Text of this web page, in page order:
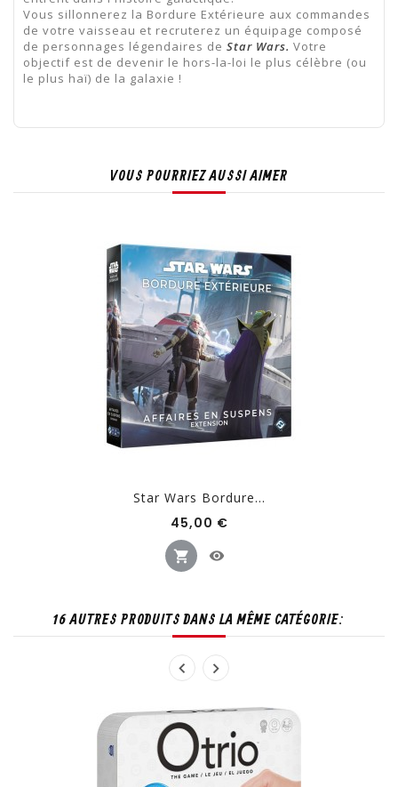
Vous sillonnerez la Bordure Extérieure aux commandes
de votre vaisseau et recruterez un équipage composé
de personnages légendaires de Star Wars. Votre
objectif est de devenir le hors-la-loi le plus célèbre (ou
le plus haï) de la galaxie !
VOUS POURRIEZ AUSSI AIMER
Star Wars Bordure...
45,00 €Prix
16 AUTRES PRODUITS DANS LA MÊME CATÉGORIE: